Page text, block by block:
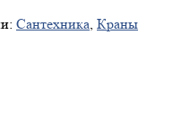
Сантехника, Краны